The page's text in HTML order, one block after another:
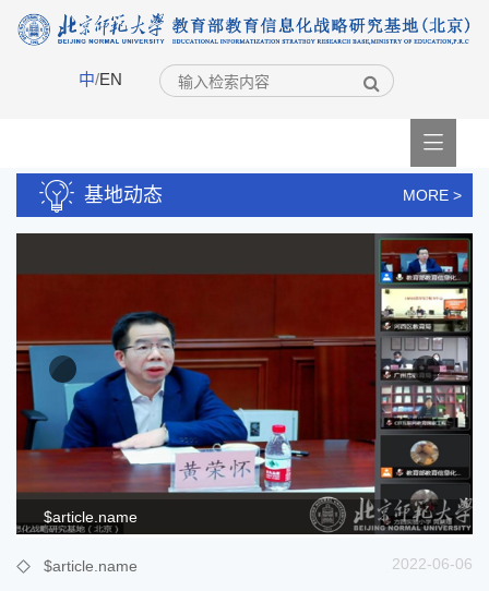
中/EN

基地动态 MORE >
$article.name
$article.name 2022-06-06